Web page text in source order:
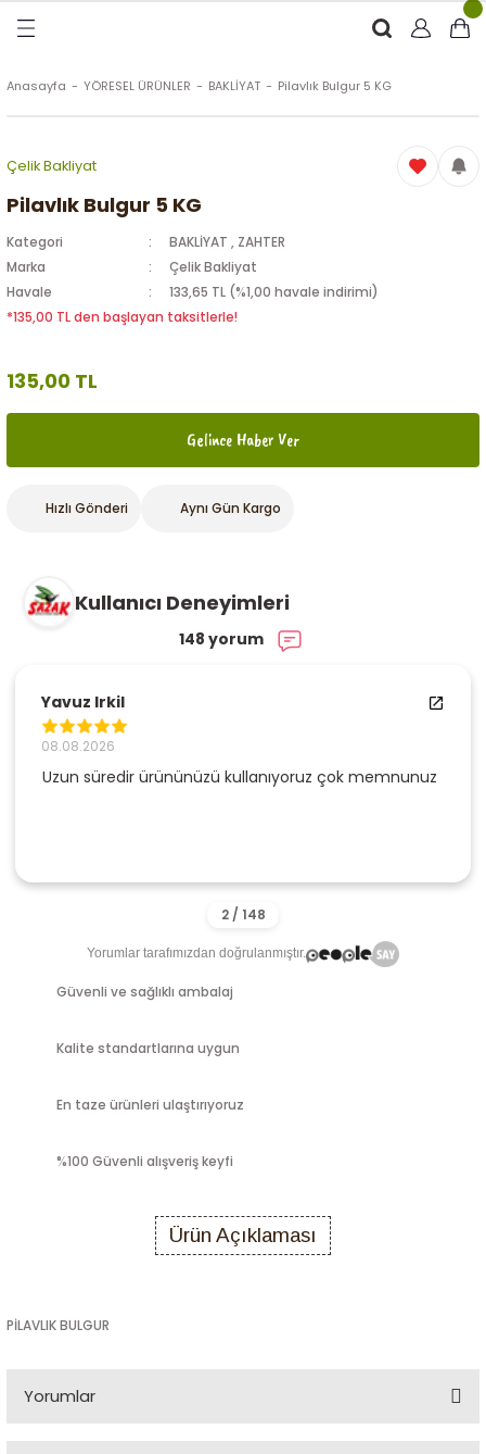
Anasayfa YÖRESEL ÜRÜNLER BAKLİYAT Pilavlık Bulgur 5 KG
Çelik Bakliyat
Pilavlık Bulgur 5 KG
Kategori BAKLİYAT , ZAHTER
Marka
Çelik Bakliyat
Havale
133,65 TL (%1,00 havale indirimi)
*135,00 TL den başlayan taksitlerle!
135,00 TL
Gelince Haber Ver
Hızlı Gönderi Aynı Gün Kargo
Kullanıcı Deneyimleri
148 yorum
Yavuz Irkil
08.08.2026
Uzun süredir ürününüzü kullanıyoruz çok memnunuz
Yorumlar tarafımızdan doğrulanmıştır.
Güvenli ve sağlıklı ambalaj
Kalite standartlarına uygun
En taze ürünleri ulaştırıyoruz
%100 Güvenli alışveriş keyfi
Ürün Açıklaması
PİLAVLIK BULGUR
Yorumlar